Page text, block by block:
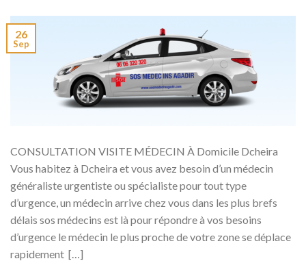
26
Sep
CONSULTATION VISITE MÉDECIN À Domicile Dcheira
Vous habitez à Dcheira et vous avez besoin d’un médecin
généraliste urgentiste ou spécialiste pour tout type
d’urgence, un médecin arrive chez vous dans les plus brefs
délais sos médecins est là pour répondre à vos besoins
d’urgence le médecin le plus proche de votre zone se déplace
rapidement […]